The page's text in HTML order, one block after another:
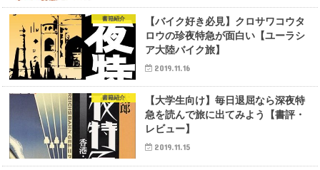
書籍紹介
【バイク好き必見】クロサワコウタ
ロウの珍夜特急が面白い【ユーラシ
ア大陸バイク旅】
2019.11.16
書籍紹介
【大学生向け】毎日退屈なら深夜特
急を読んで旅に出てみよう【書評・
レビュー】
2019.11.15